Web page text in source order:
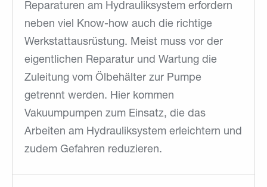
Reparaturen am Hydrauliksystem erfordern
neben viel Know-how auch die richtige
Werkstattausrüstung. Meist muss vor der
eigentlichen Reparatur und Wartung die
Zuleitung vom Ölbehälter zur Pumpe
getrennt werden. Hier kommen
Vakuumpumpen zum Einsatz, die das
Arbeiten am Hydrauliksystem erleichtern und
zudem Gefahren reduzieren.